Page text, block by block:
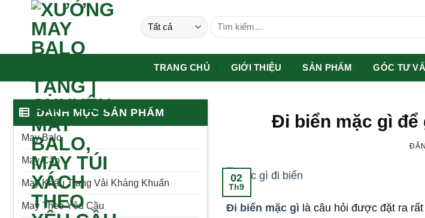
Tìm
TRANG CHỦ GIỚI THIỆU SẢN PHẨM GÓC TƯ
DANH MỤC SẢN PHẨM
May Balo
May Cặp
May Khẩu Trang Vải Kháng Khuẩn
May Theo Yêu Cầu
Đi biển mặc gì để
02
Th9
Đi biển mặc gì là câu hỏi được đặt ra